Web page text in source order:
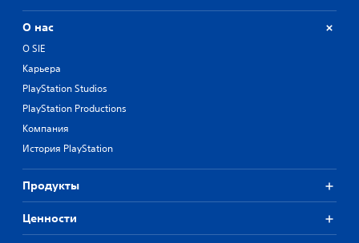
О нас
О SIE
Карьера
PlayStation Studios
PlayStation Productions
Компания
История PlayStation
Продукты
Ценности